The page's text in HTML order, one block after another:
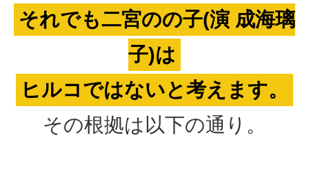
それでも二宮のの子(演 成海璃
子)は
ヒルコではないと考えます。
その根拠は以下の通り。